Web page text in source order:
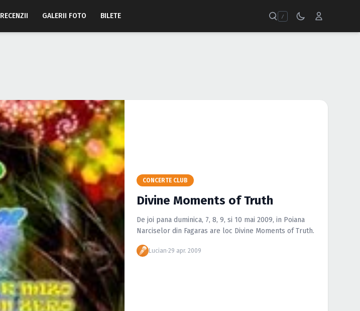
RECENZII GALERII FOTO BILETE /
CONCERTE CLUB
Divine Moments of Truth
De joi pana duminica, 7, 8, 9, si 10 mai 2009, in Poiana
Narciselor din Fagaras are loc Divine Moments of Truth.
Lucian·29 apr. 2009